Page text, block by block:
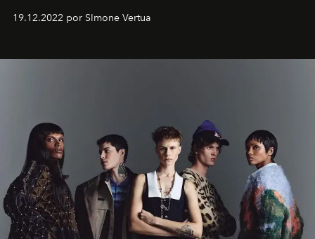
19.12.2022 por SImone Vertua